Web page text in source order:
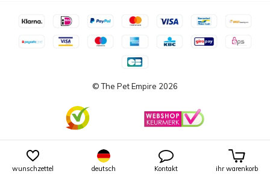
© The Pet Empire 2026
wunschzettel deutsch Kontakt ihr warenkorb